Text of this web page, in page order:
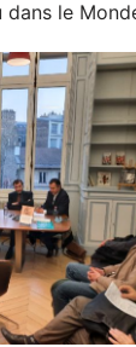
dans le